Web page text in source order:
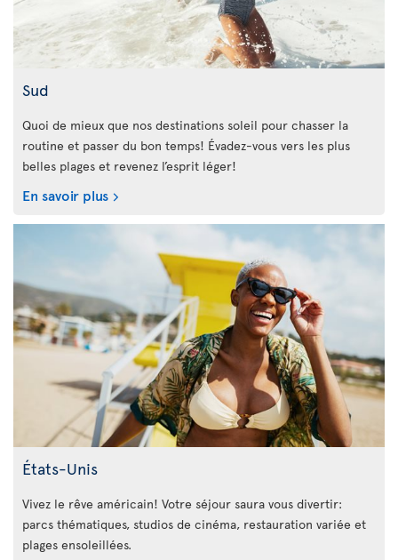
Sud
Quoi de mieux que nos destinations soleil pour chasser la
routine et passer du bon temps! Évadez-vous vers les plus
belles plages et revenez l’esprit léger!
En savoir plus
États-Unis
Vivez le rêve américain! Votre séjour saura vous divertir:
parcs thématiques, studios de cinéma, restauration variée et
plages ensoleillées.